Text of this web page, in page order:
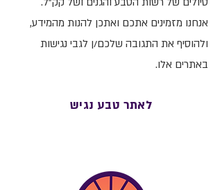
אנחנו מזמינים אתכם ואתכן להנות מהמידע,
ולהוסיף את התגובה שלכם/ן לגבי נגישות
באתרים אלו.
לאתר טבע נגיש